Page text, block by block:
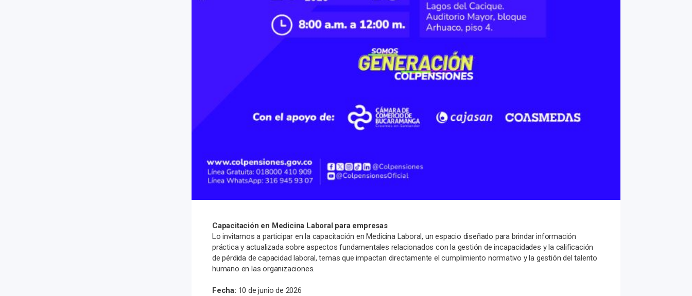
Capacitación en Medicina Laboral para empresas
Lo invitamos a participar en la capacitación en Medicina Laboral, un espacio diseñado para brindar información
práctica y actualizada sobre aspectos fundamentales relacionados con la gestión de incapacidades y la calificación
de pérdida de capacidad laboral, temas que impactan directamente el cumplimiento normativo y la gestión del talento
humano en las organizaciones.
Fecha: 10 de junio de 2026